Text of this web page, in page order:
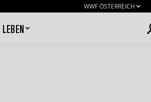
WWF ÖSTERREICH